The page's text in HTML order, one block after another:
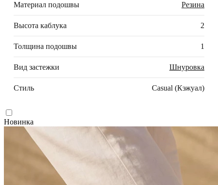
Материал подошвы Резина
Высота каблука 2
Толщина подошвы 1
Вид застежки Шнуровка
Стиль Casual (Кэжуал)
Новинка